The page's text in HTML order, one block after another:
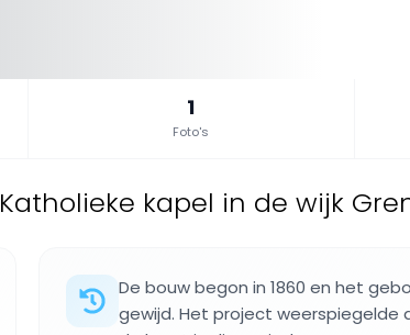
1
Foto's
Katholieke kapel in de wijk
De bouw begon in 1860 en het
gewijd. Het project weerspiegelde